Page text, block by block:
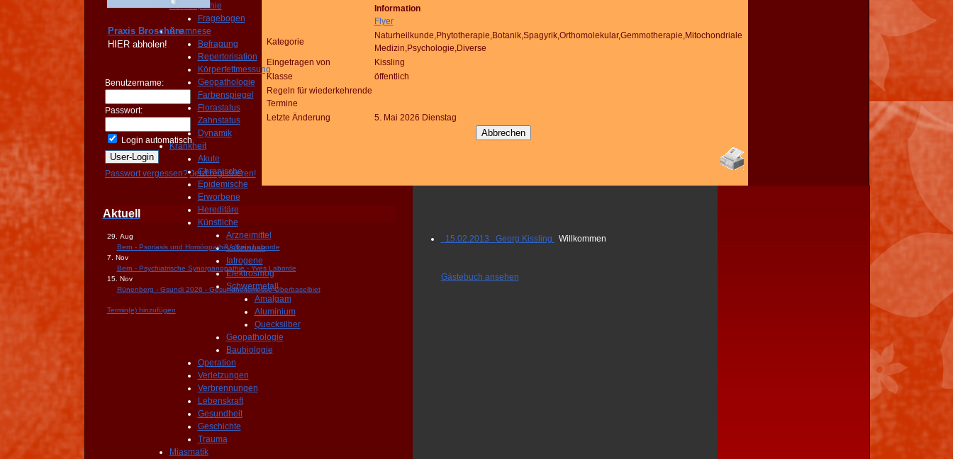
Homöopathie
Fragebogen
Anamnese
Befragung
Repertorisation
Körperfettmessung
Geopathologie
Farbenspiegel
Florastatus
Zahnstatus
Dynamik
Krankheit
Akute
Chronische
Epidemische
Erworbene
Hereditäre
Künstliche
Arzneimittel
Vakzinose
Iatrogene
Elektrosmog
Schwermetall
Amalgam
Aluminium
Quecksilber
Geopathologie
Baubiologie
Operation
Verletzungen
Verbrennungen
Lebenskraft
Gesundheit
Geschichte
Trauma
Miasmatik
Praxis Broschüre
HIER abholen!
Benutzername:
Passwort:
Login automatisch
Passwort vergessen? Jetzt registrieren!
Information
Flyer
Kategorie
Naturheilkunde,Phytotherapie,Botanik,Spagyrik,Orthomolekular,Gemmotherapie,Mitochondriale
Medizin,Psychologie,Diverse
Eingetragen von
Kissling
Klasse
öffentlich
Regeln für wiederkehrende
Termine
Letzte Änderung
5. Mai 2026 Dienstag
Aktuell
29. Aug
Bern - Psoriasis und Homöopathik - Yves Laborde
7. Nov
Bern - Psychiatrische Synorganopathie - Yves Laborde
15. Nov
Rünenberg - Gsundi 2026 - Gesundheitsmesse Oberbaselbiet
Termin(e) hinzufügen
15.02.2013 Georg Kissling Willkommen
Gästebuch ansehen